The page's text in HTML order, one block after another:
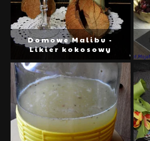
Domowe Malibu -
Likier kokosowy